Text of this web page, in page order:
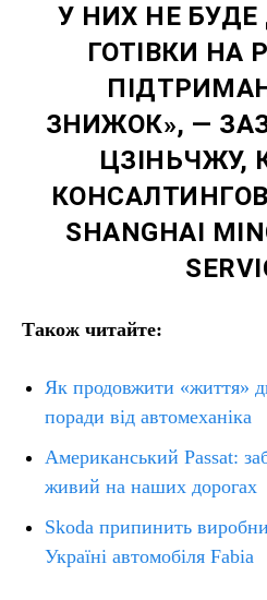
У НИХ НЕ
ГОТІВКИ НА
ЗНИЖОК», —
ЦЗІНЬЧЖУ,
SHANGHAI
Також читайте:
Як продовжити «життя»
поради від автомеханіка
Американський Passat:
живий на наших дорогах
Skoda припинить
Україні автомобіля Fabia